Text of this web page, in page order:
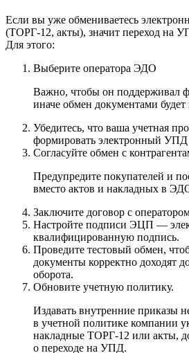
Если вы уже обмениваетесь
(ТОРГ-12, акты), значит переход на
Для этого:
Выберите оператора ЭДО
Важно, чтобы он поддерживал
иначе обмен документами
Убедитесь, что ваша учетная
формировать электронный
Согласуйте обмен с
Предупредите покупателей и
вместо актов и накладных в
Заключите договор с
Настройте подписи ЭЦП —
квалифицированную подпись.
Проведите тестовый обмен,
документы корректно доходят
оборота.
Обновите учетную политику.
Издавать внутренние приказы
в учетной политике компании
накладные ТОРГ-12 или акты,
о переходе на УПД.